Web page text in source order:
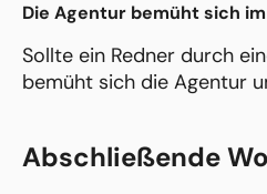
Die Agentur bemüht sich
Sollte ein Redner durch
bemüht sich die Agentur
Abschließende